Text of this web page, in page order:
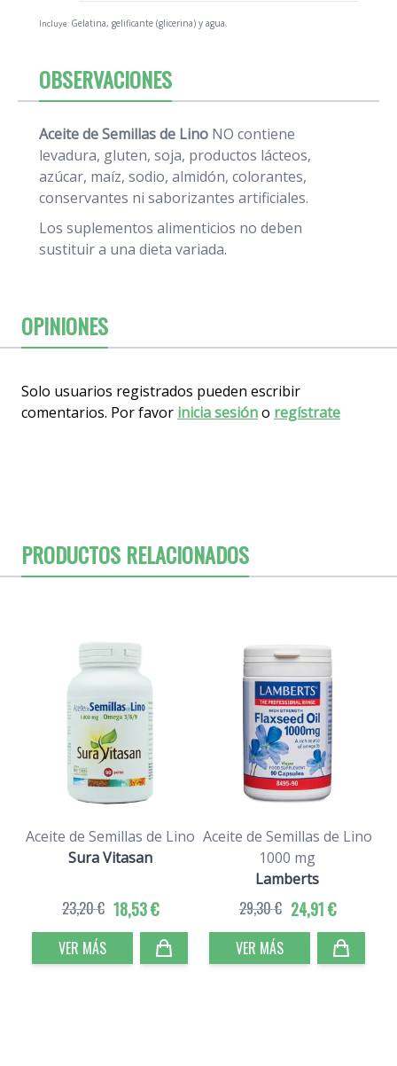
Incluye: Gelatina, gelificante (glicerina) y agua.
OBSERVACIONES
Aceite de Semillas de Lino NO contiene
levadura, gluten, soja, productos lácteos,
azúcar, maíz, sodio, almidón, colorantes,
conservantes ni saborizantes artificiales.
Los suplementos alimenticios no deben
sustituir a una dieta variada.
OPINIONES
Solo usuarios registrados pueden escribir
comentarios. Por favor inicia sesióno regístrate
PRODUCTOS RELACIONADOS
Aceite de Semillas de Lino
Sura Vitasan
18,53 €
23,20 €
VER MÁS
Aceite de Semillas de Lino
1000 mg
Lamberts
24,91 €
29,30 €
VER MÁS